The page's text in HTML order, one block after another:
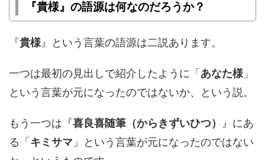
『貴様』の語源は何なのだろうか？
『貴様 』という言葉の語源は二説あります。
一つは最初の見出しで紹介したように「 あなた様 」
という言葉が元になったのではないか、という説。
もう一つは『喜良喜随筆（からきずいひつ）
』にあ
る「 キミサマ 」という言葉が元になったのではない